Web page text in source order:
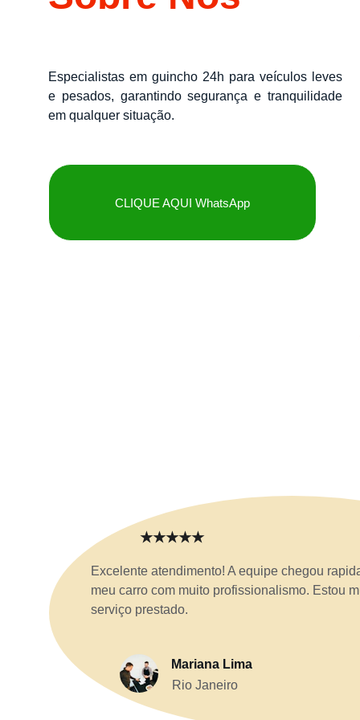
Especialistas em guincho 24h para veículos leves
e pesados, garantindo segurança e tranquilidade
em qualquer situação.
CLIQUE AQUI WhatsApp
Excelente atendimento! A equipe chegou
meu carro com muito profissionalismo. Estou
serviço prestado.
Mariana Lima
Rio Janeiro
★★★★★